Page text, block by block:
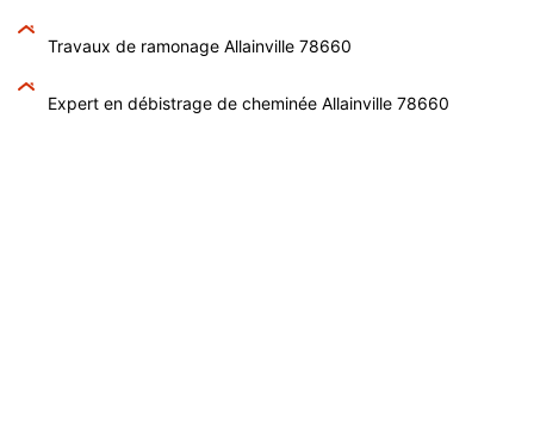
Travaux de ramonage Allainville 78660
Expert en débistrage de cheminée Allainville 78660